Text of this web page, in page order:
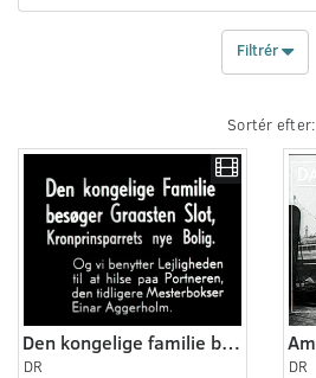
Filtrér
Sortér efter:
Den kongelige familie besøger Gråsten slot
DR
DR